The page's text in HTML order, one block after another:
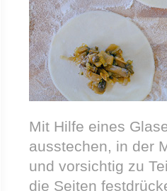
Mit Hilfe eines
ausstechen, in der
und vorsichtig zu
die Seiten